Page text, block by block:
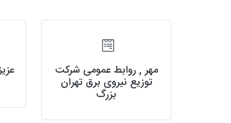
مهر , روابط عمومی شرکت
توزیع نیروی برق تهران
بزرگ